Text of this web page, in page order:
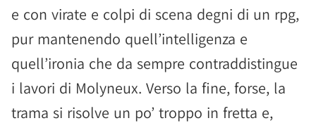
e con virate e colpi di scena degni di un rpg,
pur mantenendo quell’intelligenza e
quell’ironia che da sempre contraddistingue
i lavori di Molyneux. Verso la fine, forse, la
trama si risolve un po’ troppo in fretta e,